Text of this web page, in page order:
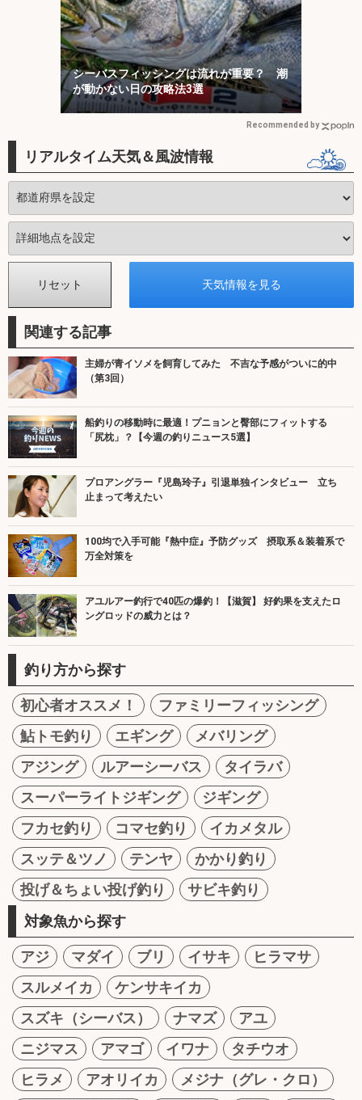
シーバスフィッシングは流れが重要？ 潮
が動かない日の攻略法3選
Recommended by
リアルタイム天気＆風波情報
関連する記事
主婦が青イソメを飼育してみた 不吉な予感がついに的中
（第3回）
船釣りの移動時に最適！プニョンと臀部にフィットする
「尻枕」？【今週の釣りニュース5選】
プロアングラー『児島玲子』引退単独インタビュー 立ち
止まって考えたい
100均で入手可能『熱中症』予防グッズ 摂取系＆装着系で
万全対策を
アユルアー釣行で40匹の爆釣！【滋賀】 好釣果を支えたロ
ングロッドの威力とは？
釣り方から探す
初心者オススメ！
ファミリーフィッシング
鮎トモ釣り
エギング
メバリング
アジング
ルアーシーバス
タイラバ
スーパーライトジギング
ジギング
フカセ釣り
コマセ釣り
イカメタル
スッテ＆ツノ
テンヤ
かかり釣り
投げ＆ちょい投げ釣り
サビキ釣り
対象魚から探す
アジ マダイ ブリ イサキ
ヒラマサ
スルメイカ
ケンサキイカ
スズキ（シーバス）
ナマズ
アユ
ニジマス
アマゴ イワナ
タチウオ
ヒラメ
アオリイカ
メジナ（グレ・クロ）